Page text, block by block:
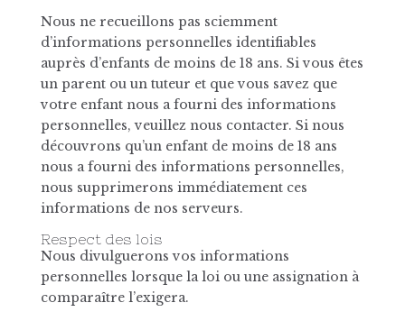
Nous ne recueillons pas sciemment
d’informations personnelles identifiables
auprès d’enfants de moins de 18 ans. Si vous êtes
un parent ou un tuteur et que vous savez que
votre enfant nous a fourni des informations
personnelles, veuillez nous contacter. Si nous
découvrons qu’un enfant de moins de 18 ans
nous a fourni des informations personnelles,
nous supprimerons immédiatement ces
informations de nos serveurs.
Respect des lois
Nous divulguerons vos informations
personnelles lorsque la loi ou une assignation à
comparaître l’exigera.